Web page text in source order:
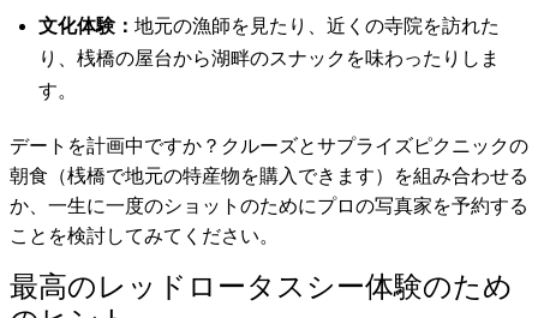
文化体験： 地元の漁師を見たり、近くの寺院を訪れた
り、桟橋の屋台から湖畔のスナックを味わったりしま
す。
デートを計画中ですか？クルーズとサプライズピクニックの
朝食（桟橋で地元の特産物を購入できます）を組み合わせる
か、一生に一度のショットのためにプロの写真家を予約する
ことを検討してみてください。
最高のレッドロータスシー体験のため